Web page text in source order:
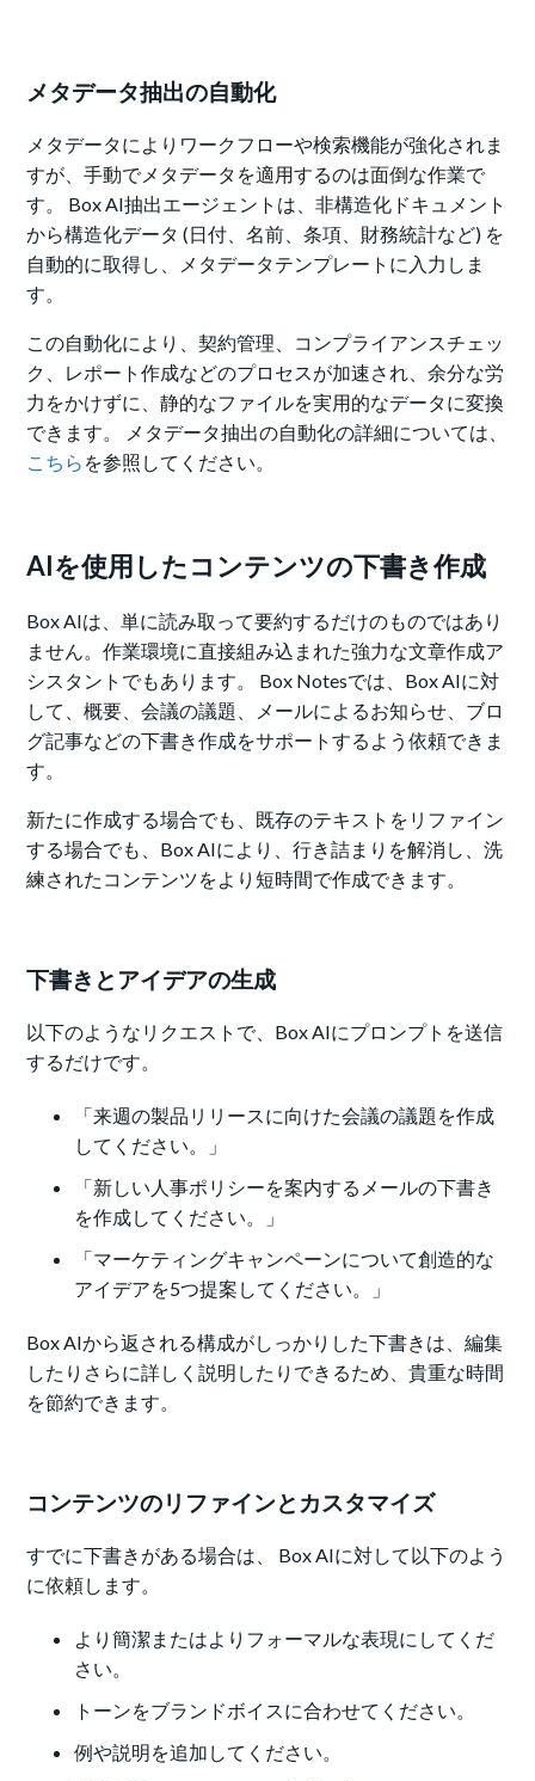
メタデータ抽出の自動化
メタデータによりワークフローや検索機能が強化されま
すが、手動でメタデータを適用するのは面倒な作業で
す。 Box AI抽出エージェントは、非構造化ドキュメント
から構造化データ (日付、名前、条項、財務統計など) を
自動的に取得し、メタデータテンプレートに入力しま
す。
この自動化により、契約管理、コンプライアンスチェッ
ク、レポート作成などのプロセスが加速され、余分な労
力をかけずに、静的なファイルを実用的なデータに変換
できます。 メタデータ抽出の自動化の詳細については、
こちら を参照してください。
AIを使用したコンテンツの下書き作成
Box AIは、単に読み取って要約するだけのものではあり
ません。作業環境に直接組み込まれた強力な文章作成ア
シスタントでもあります。 Box Notesでは、Box AIに対
して、概要、会議の議題、メールによるお知らせ、ブロ
グ記事などの下書き作成をサポートするよう依頼できま
す。
新たに作成する場合でも、既存のテキストをリファイン
する場合でも、Box AIにより、行き詰まりを解消し、洗
練されたコンテンツをより短時間で作成できます。
下書きとアイデアの生成
以下のようなリクエストで、Box AIにプロンプトを送信
するだけです。
「来週の製品リリースに向けた会議の議題を作成
してください。」
「新しい人事ポリシーを案内するメールの下書き
を作成してください。」
「マーケティングキャンペーンについて創造的な
アイデアを5つ提案してください。」
Box AIから返される構成がしっかりした下書きは、編集
したりさらに詳しく説明したりできるため、貴重な時間
を節約できます。
コンテンツのリファインとカスタマイズ
すでに下書きがある場合は、 Box AIに対して以下のよう
に依頼します。
より簡潔またはよりフォーマルな表現にしてくだ
さい。
トーンをブランドボイスに合わせてください。
例や説明を追加してください。